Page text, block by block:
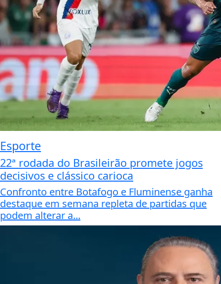
Esporte
22ª rodada do Brasileirão promete jogos
decisivos e clássico carioca
Confronto entre Botafogo e Fluminense ganha
destaque em semana repleta de partidas que
podem alterar a...